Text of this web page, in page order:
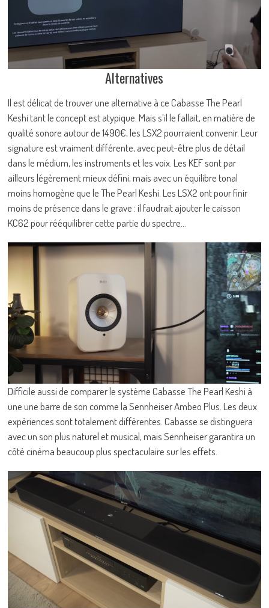
Alternatives
Il est délicat de trouver une alternative à ce Cabasse The Pearl
Keshi tant le concept est atypique. Mais s’il le fallait, en matière de
qualité sonore autour de 1490€, les LSX2 pourraient convenir. Leur
signature est vraiment différente, avec peut-être plus de détail
dans le médium, les instruments et les voix. Les KEF sont par
ailleurs légèrement mieux défini, mais avec un équilibre tonal
moins homogène que le The Pearl Keshi. Les LSX2 ont pour finir
moins de présence dans le grave : il faudrait ajouter le caisson
KC62 pour rééquilibrer cette partie du spectre…
Difficile aussi de comparer le système Cabasse The Pearl Keshi à
une une barre de son comme la Sennheiser Ambeo Plus. Les deux
expériences sont totalement différentes. Cabasse se distinguera
avec un son plus naturel et musical, mais Sennheiser garantira un
côté cinéma beaucoup plus spectaculaire sur les effets.